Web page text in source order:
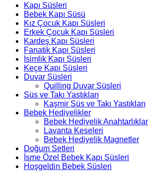
Kapı Süsleri
Bebek Kapı Süsü
Kız Çocuk Kapı Süsleri
Erkek Çocuk Kapı Süsleri
Kardeş Kapı Süsleri
Fanatik Kapı Süsleri
İsimlik Kapı Süsleri
Keçe Kapı Süsleri
Duvar Süsleri
Quilling Duvar Süsleri
Süs ve Takı Yastıkları
Kaşmir Süs ve Takı Yastıkları
Bebek Hediyelikler
Bebek Hediyelik Anahtarlıklar
Lavanta Keseleri
Bebek Hediyelik Magnetler
Doğum Setleri
İsme Özel Bebek Kapı Süsleri
Hoşgeldin Bebek Süsleri